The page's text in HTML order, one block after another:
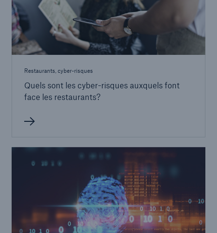
Restaurants, cyber-risques
Quels sont les cyber-risques auxquels font
face les restaurants?